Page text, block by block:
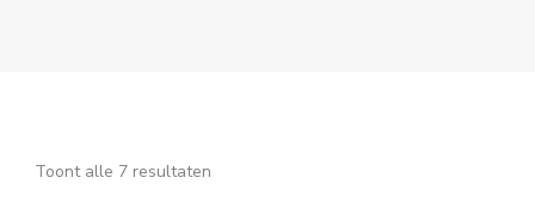
Toont alle 7 resultaten